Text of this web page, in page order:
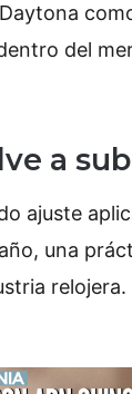
del
a
ajuste
una
relojera.